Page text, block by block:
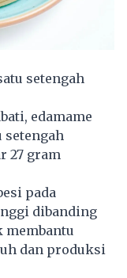
setengah
edamame
setengah
27 gram
pada
dibanding
membantu
dan produksi